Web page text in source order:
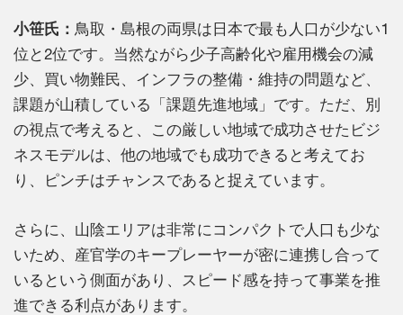
小笹氏： 鳥取・島根の両県は日本で最も人口が少ない1
位と2位です。当然ながら少子高齢化や雇用機会の減
少、買い物難民、インフラの整備・維持の問題など、
課題が山積している「課題先進地域」です。ただ、別
の視点で考えると、この厳しい地域で成功させたビジ
ネスモデルは、他の地域でも成功できると考えてお
り、ピンチはチャンスであると捉えています。
さらに、山陰エリアは非常にコンパクトで人口も少な
いため、産官学のキープレーヤーが密に連携し合って
いるという側面があり、スピード感を持って事業を推
進できる利点があります。